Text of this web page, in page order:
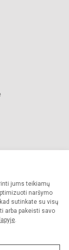
jums teikiamų
naršymo
sutinkate su visų
arba pakeisti savo
.
draudžiama.